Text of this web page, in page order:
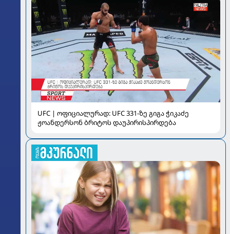
UFC | ოფიციალურად: UFC 331-ზე გიგა ჭიკაძე
ჟოანდერსონ ბრიტოს დაუპირისპირდება